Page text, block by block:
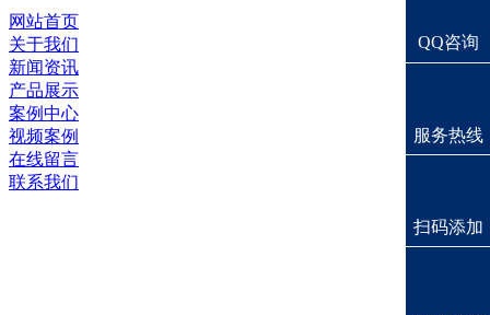
网站首页
关于我们
新闻资讯
产品展示
案例中心
视频案例
在线留言
联系我们
QQ咨询
服务热线
扫码添加